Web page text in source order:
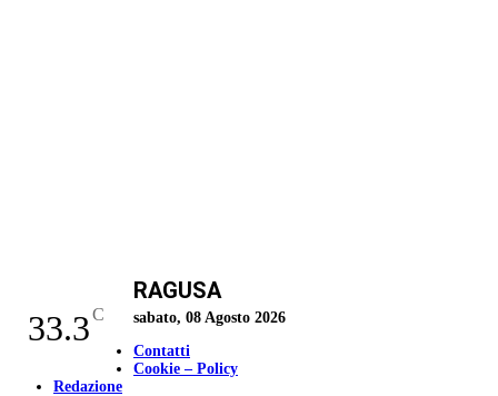
33.3C
RAGUSA
sabato, 08 Agosto 2026
Contatti
Cookie – Policy
Redazione